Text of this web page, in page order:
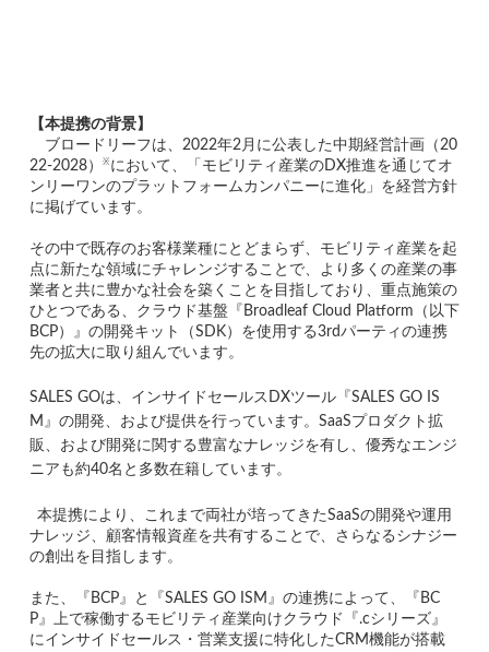
【本提携の背景】
ブロードリーフは、2022年2月に公表した中期経営計画（20
22-2028）
※ において、「モビリティ産業のDX推進を通じてオ
ンリーワンのプラットフォームカンパニーに進化」を経営方針
に掲げています。
その中で既存のお客様業種にとどまらず、モビリティ産業を起
点に新たな領域にチャレンジすることで、より多くの産業の事
業者と共に豊かな社会を築くことを目指しており、重点施策の
ひとつである、クラウド基盤『Broadleaf Cloud Platform（以下
BCP）』の開発キット（SDK）を使用する3rdパーティの連携
先の拡大に取り組んでいます。
SALES GOは、インサイドセールスDXツール『SALES GO IS
M』の開発、および提供を行っています。SaaSプロダクト拡
販、および開発に関する豊富なナレッジを有し、優秀なエンジ
ニアも約40名と多数在籍しています。
本提携により、これまで両社が培ってきたSaaSの開発や運用
ナレッジ、顧客情報資産を共有することで、さらなるシナジー
の創出を目指します。
また、『BCP』と『SALES GO ISM』の連携によって、『BC
P』上で稼働するモビリティ産業向けクラウド『.cシリーズ』
にインサイドセールス・営業支援に特化したCRM機能が搭載